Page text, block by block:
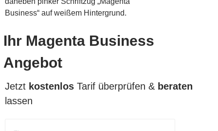
Ihr Magenta Business
Angebot
Jetzt kostenlos Tarif überprüfen & beraten
lassen